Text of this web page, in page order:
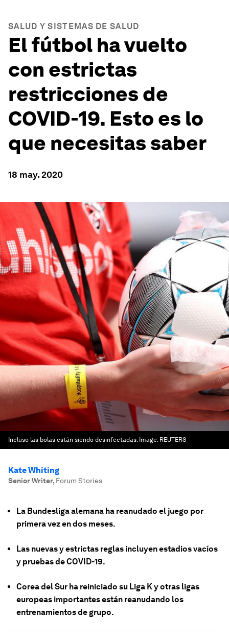
SALUD Y SISTEMAS DE SALUD
El fútbol ha vuelto
con estrictas
restricciones de
COVID-19. Esto es lo
que necesitas saber
18 may. 2020
Incluso las bolas están siendo desinfectadas. Image: REUTERS
Kate Whiting
Senior Writer, Forum Stories
La Bundesliga alemana ha reanudado el juego por
primera vez en dos meses.
Las nuevas y estrictas reglas incluyen estadios vacíos
y pruebas de COVID-19.
Corea del Sur ha reiniciado su Liga K y otras ligas
europeas importantes están reanudando los
entrenamientos de grupo.